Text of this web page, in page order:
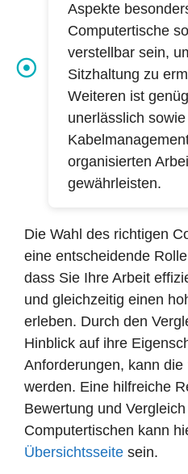
Aspekte
Computertische
verstellbar sein,
Sitzhaltung zu
Weiteren ist
unerlässlich
organisierten
gewährleisten.
Die Wahl des richtigen
eine entscheidende
dass Sie Ihre Arbeit
und gleichzeitig einen
erleben. Durch den
Hinblick auf ihre
Anforderungen, kann
werden. Eine hilfreiche
Bewertung und
Computertischen kann
Übersichtsseite sein.